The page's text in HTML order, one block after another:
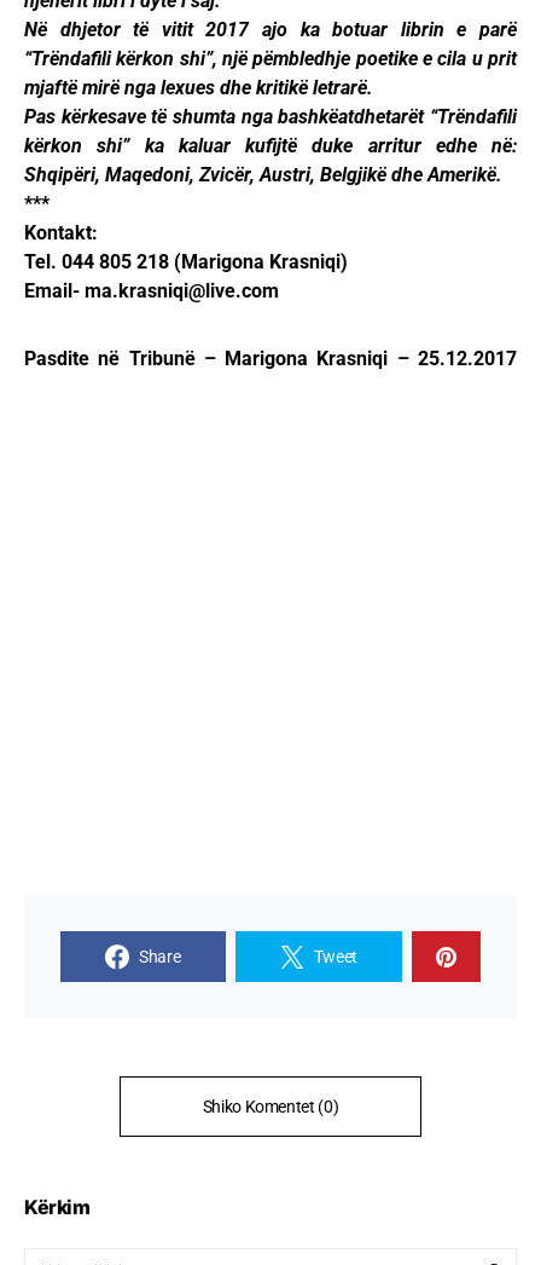
Në dhjetor të vitit 2017 ajo ka botuar librin e parë
“Trëndafili kërkon shi”, një pëmbledhje poetike e cila u prit
mjaftë mirë nga lexues dhe kritikë letrarë.
Pas kërkesave të shumta nga bashkëatdhetarët “Trëndafili
kërkon shi” ka kaluar kufijtë duke arritur edhe në:
Shqipëri, Maqedoni, Zvicër, Austri, Belgjikë dhe Amerikë.
***
Kontakt:
Tel. 044 805 218 (Marigona Krasniqi)
Email- ma.krasniqi@live.com
Pasdite në Tribunë – Marigona Krasniqi – 25.12.2017
Share Tweet
Shiko Komentet (0)
Kërkim